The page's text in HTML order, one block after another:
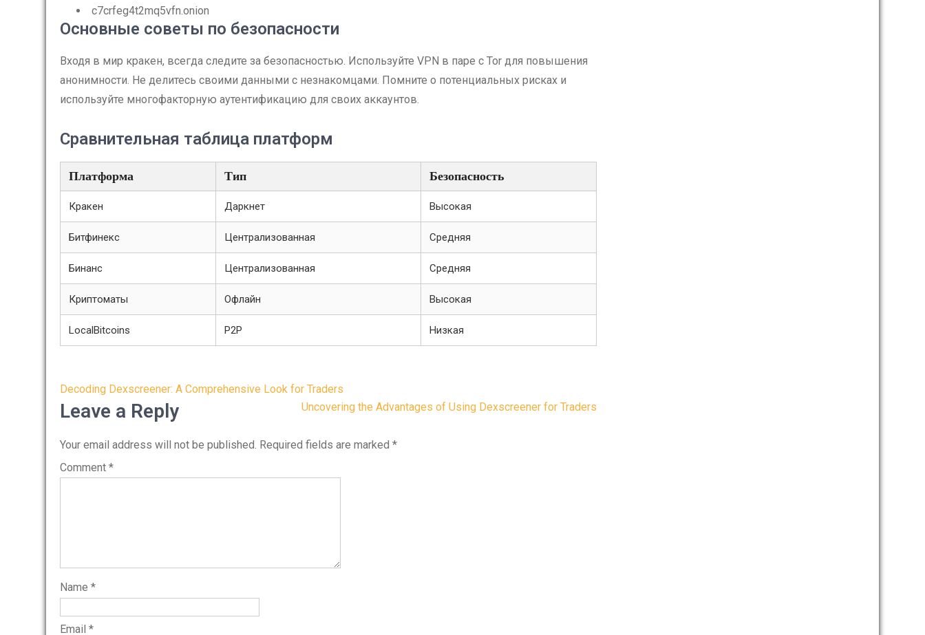
c7crfeg4t2mq5vfn.onion
Основные советы по безопасности
Входя в мир кракен, всегда следите за безопасностью. Используйте VPN в паре с Tor для повышения
анонимности. Не делитесь своими данными с незнакомцами. Помните о потенциальных рисках и
используйте многофакторную аутентификацию для своих аккаунтов.
Сравнительная таблица платформ
Платформа Тип Безопасность
Кракен Даркнет Высокая
Битфинекс Централизованная Средняя
Бинанс Централизованная Средняя
Криптоматы Офлайн Высокая
LocalBitcoins P2P Низкая
Post
navigation
Decoding Dexscreener: A Comprehensive Look for Traders
Uncovering the Advantages of Using Dexscreener for Traders
Leave a Reply
Your email address will not be published. Required fields are marked *
Comment *
Name *
Email *